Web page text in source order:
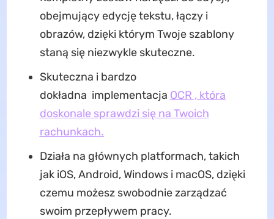
obejmujący edycję tekstu, łączy i
obrazów, dzięki którym Twoje szablony
staną się niezwykle skuteczne.
Skuteczna i bardzo
dokładna implementacja OCR , która
doskonale sprawdzi się na Twoich
rachunkach.
Działa na głównych platformach, takich
jak iOS, Android, Windows i macOS, dzięki
czemu możesz swobodnie zarządzać
swoim przepływem pracy.